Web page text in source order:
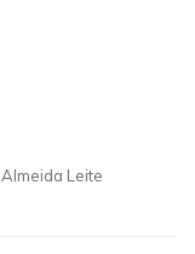
Leite